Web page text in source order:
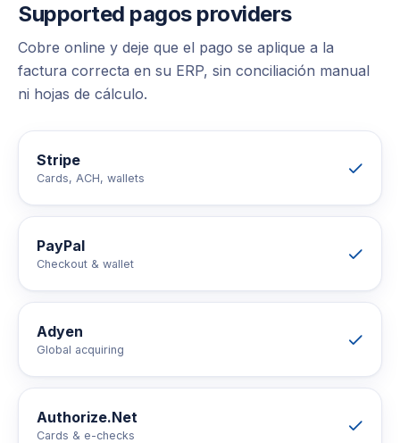
Supported pagosproviders
Cobre online y deje que el pago se aplique a la
factura correcta en su ERP, sin conciliación manual
ni hojas de cálculo.
Stripe
Cards, ACH, wallets
PayPal
Checkout & wallet
Adyen
Global acquiring
Authorize.Net
Cards & e-checks